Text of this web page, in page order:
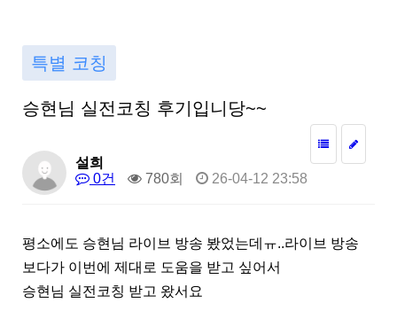
특별 코칭
승현님 실전코칭 후기입니당~~
설희
0건
780회 26-04-12 23:58
평소에도 승현님 라이브 방송 봤었는데ㅠ..라이브 방송
보다가 이번에 제대로 도움을 받고 싶어서
승현님 실전코칭 받고 왔서요